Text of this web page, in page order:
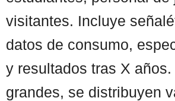
visitantes. Incluye
datos de consumo,
y resultados tras X
grandes, se distribuyen